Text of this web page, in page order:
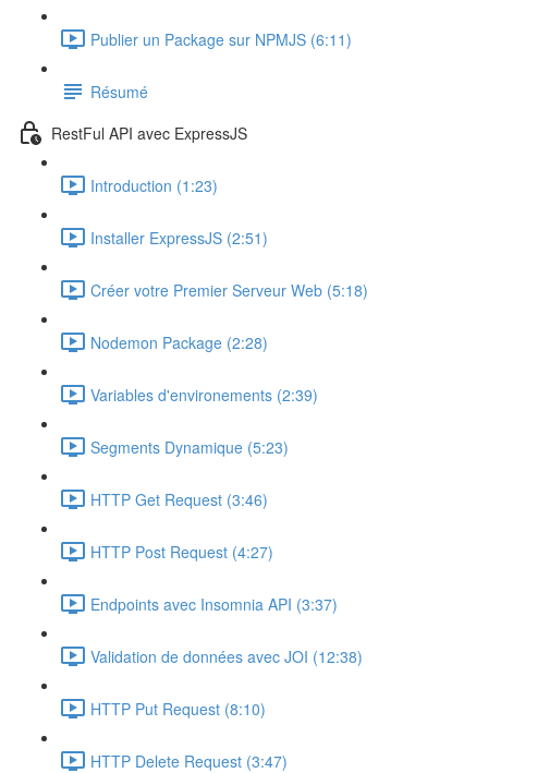
Publier un Package sur NPMJS (6:11)
Résumé
RestFul API avec ExpressJS
Introduction (1:23)
Installer ExpressJS (2:51)
Créer votre Premier Serveur Web (5:18)
Nodemon Package (2:28)
Variables d'environements (2:39)
Segments Dynamique (5:23)
HTTP Get Request (3:46)
HTTP Post Request (4:27)
Endpoints avec Insomnia API (3:37)
Validation de données avec JOI (12:38)
HTTP Put Request (8:10)
HTTP Delete Request (3:47)